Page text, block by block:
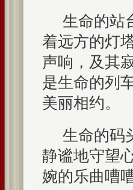
生命的站
着远方的灯
声响，及其
是生命的列
美丽相约。
生命的码
静谧地守望
婉的乐曲嘈